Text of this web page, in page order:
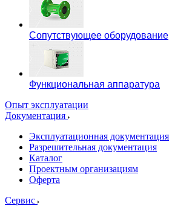
Сопутствующее оборудование
Функциональная аппаратура
Опыт эксплуатации
Документация
Эксплуатационная документация
Разрешительная документация
Каталог
Проектным организациям
Оферта
Сервис